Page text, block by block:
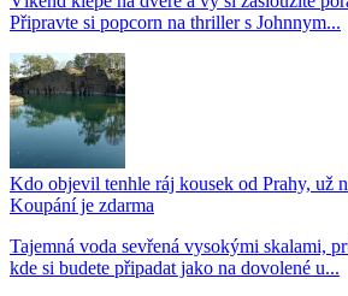
Připravte si popcorn na thriller s Johnnym...
Kdo objevil tenhle ráj kousek od Prahy, už
Koupání je zdarma
Tajemná voda sevřená vysokými skalami,
kde si budete připadat jako na dovolené u...